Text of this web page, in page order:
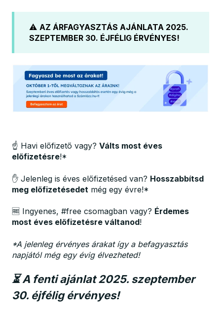
⚠️ AZ ÁRFAGYASZTÁS AJÁNLATA 2025.
SZEPTEMBER 30. ÉJFÉLIG ÉRVÉNYES!
☝️ Havi előfizető vagy? Válts most éves
előfizetésre!*
✋ Jelenleg is éves előfizetésed van? Hosszabbítsd
meg előfizetésedet még egy évre!*
🆓 Ingyenes, #free csomagban vagy? Érdemes
most éves előfizetésre váltanod!
*A jelenleg érvényes árakat így a befagyasztás
napjától még egy évig élvezheted!
⏳ A fenti ajánlat 2025. szeptember
30. éjfélig érvényes!